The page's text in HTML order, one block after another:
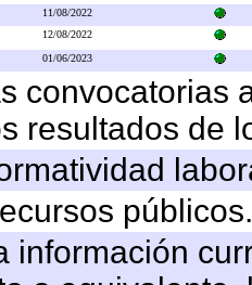
11/08/2022
12/08/2022
01/06/2023
convocatorias
resultados de
públicos.
información